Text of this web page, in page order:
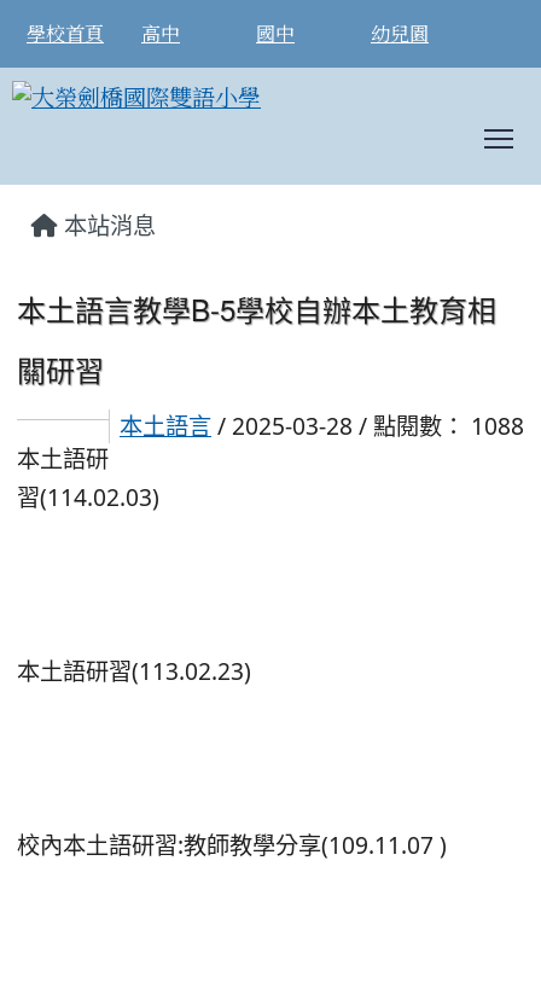
學校首頁 高中 國中 幼兒園
本站消息
本土語言教學B-5學校自辦本土教育相
關研習
本土語言/ 2025-03-28 / 點閱數： 1088
本土語研
習(114.02.03)
本土語研習(113.02.23)
校內本土語研習:教師教學分享(109.11.07 )